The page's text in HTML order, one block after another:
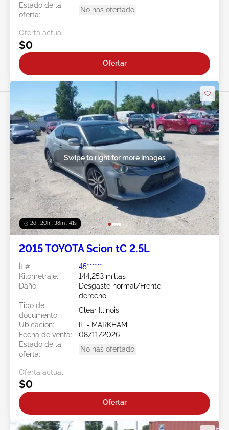
Estado de la
oferta:
No has ofertado
Oferta actual:
$0
Ofertar
2d : 20h : 38m : 38s
Swipe to right for more images
2015 TOYOTA Scion tC 2.5L
Ít #:
45******
Kilometraje:
144,253 millas
Daño:
Desgaste normal/Frente
derecho
Tipo de
documento:
Clear Illinois
Ubicación:
IL - MARKHAM
Fecha de venta:
08/11/2026
Estado de la
oferta:
No has ofertado
Oferta actual:
$0
Ofertar